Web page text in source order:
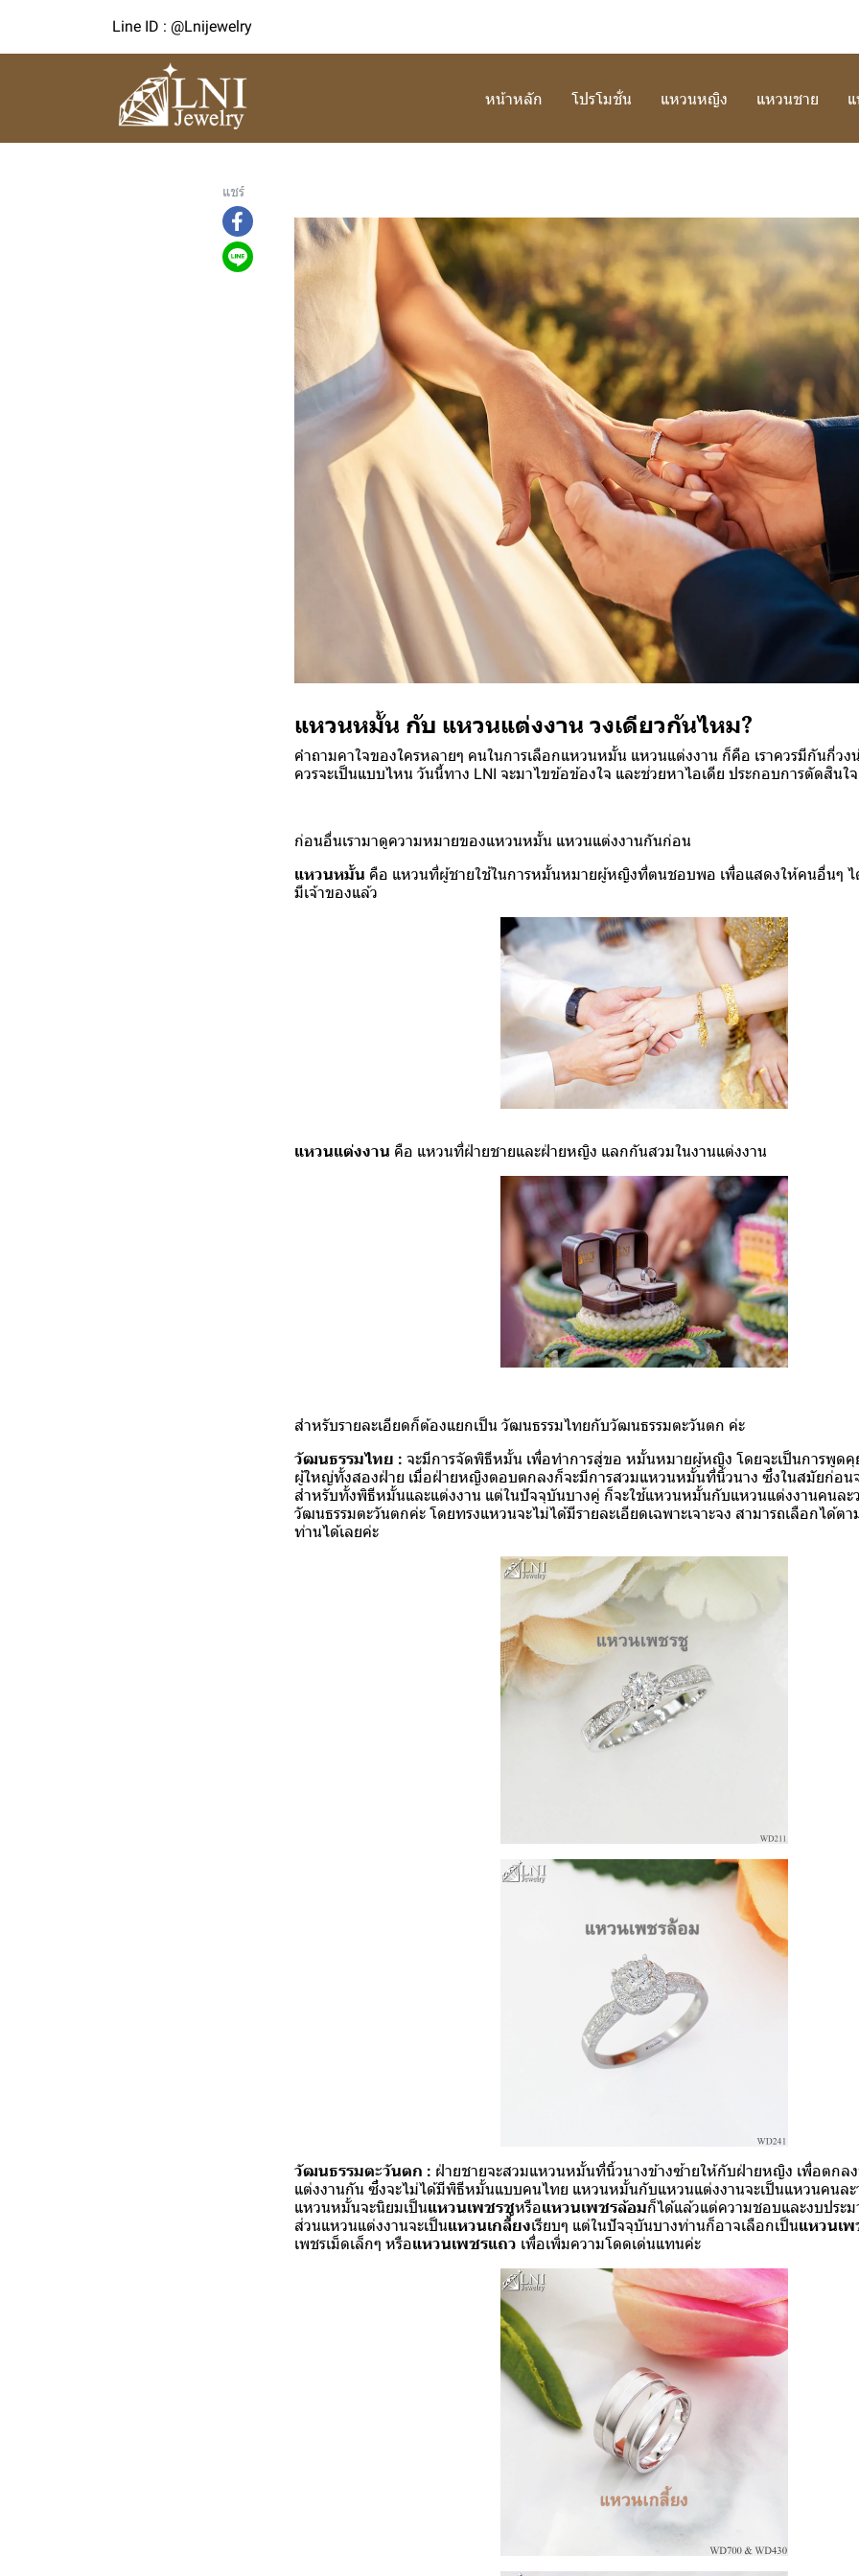
Line ID : @Lnijewelry
หน้าหลัก โปรโมชั่น แหวนหญิง แหวนชาย
แชร์
แหวนหมั้น กับ แหวนแต่งงาน วงเดียวกันไหม?
คำถามคาใจของใครหลายๆ คนในการเลือกแหวนหมั้น แหวนแต่งงาน ก็คือ เราควรมีกันกี่วง
ควรจะเป็นแบบไหน วันนี้ทาง LNI จะมาไขข้อข้องใจ และช่วยหาไอเดีย ประกอบการตัดสินใ
ก่อนอื่นเรามาดูความหมายของแหวนหมั้น แหวนแต่งงานกันก่อน
แหวนหมั้น คือ แหวนที่ผู้ชายใช้ในการหมั้นหมายผู้หญิงที่ตนชอบพอ เพื่อแสดงให้คนอื่นๆ
มีเจ้าของแล้ว
แหวนแต่งงาน คือ แหวนที่ฝ่ายชายและฝ่ายหญิง แลกกันสวมในงานแต่งงาน
สำหรับรายละเอียดก็ต้องแยกเป็น วัฒนธรรมไทยกับวัฒนธรรมตะวันตก ค่ะ
วัฒนธรรมไทย : จะมีการจัดพิธีหมั้น เพื่อทำการสู่ขอ หมั้นหมายผู้หญิง โดยจะเป็นการพูด
ผู้ใหญ่ทั้งสองฝ่าย เมื่อฝ่ายหญิงตอบตกลงก็จะมีการสวมแหวนหมั้นที่นิ้วนาง ซึ่งในสมัยก่อนจ
สำหรับทั้งพิธีหมั้นและแต่งงาน แต่ในปัจจุบันบางคู่ ก็จะใช้แหวนหมั้นกับแหวนแต่งงานคนละ
วัฒนธรรมตะวันตกค่ะ โดยทรงแหวนจะไม่ได้มีรายละเอียดเฉพาะเจาะจง สามารถเลือกได้ต
ท่านได้เลยค่ะ
วัฒนธรรมตะวันตก : ฝ่ายชายจะสวมแหวนหมั้นที่นิ้วนางข้างซ้ายให้กับฝ่ายหญิง เพื่อตกล
แต่งงานกัน ซึ่งจะไม่ได้มีพิธีหมั้นแบบคนไทย แหวนหมั้นกับแหวนแต่งงานจะเป็นแหวนคนละ
แหวนหมั้นจะนิยมเป็นแหวนเพชรชูหรือแหวนเพชรล้อมก็ได้แล้วแต่ความชอบและงบประ
ส่วนแหวนแต่งงานจะเป็นแหวนเกลี้ยงเรียบๆ แต่ในปัจจุบันบางท่านก็อาจเลือกเป็นแหวนเพ
เพชรเม็ดเล็กๆ หรือแหวนเพชรแถว เพื่อเพิ่มความโดดเด่นแทนค่ะ